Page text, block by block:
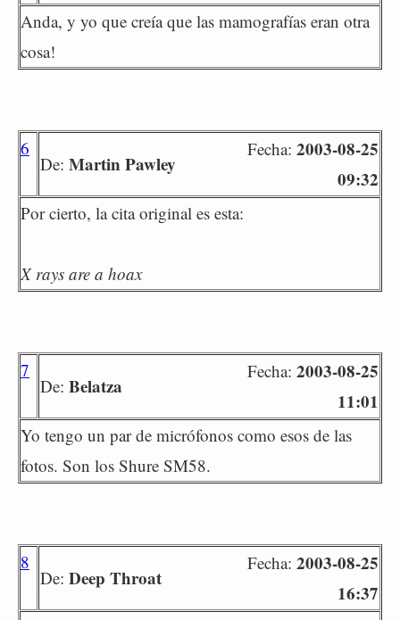
Anda, y yo que creía que las mamografías eran otra
cosa!
6
De: Martin Pawley
Fecha: 2003-08-25
09:32
Por cierto, la cita original es esta:
X rays are a hoax
7
De: Belatza
Fecha: 2003-08-25
11:01
Yo tengo un par de micrófonos como esos de las
fotos. Son los Shure SM58.
8
De: Deep Throat
Fecha: 2003-08-25
16:37